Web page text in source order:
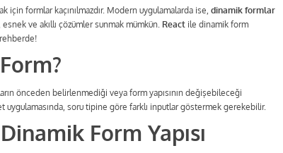
için formlar kaçınılmazdır. Modern uygulamalarda ise, dinamik formlar
ve akıllı çözümler sunmak mümkün. React ile dinamik form
önceden belirlenmediği veya form yapısının değişebileceği
uygulamasında, soru tipine göre farklı inputlar göstermek gerekebilir.
Form Yapısı